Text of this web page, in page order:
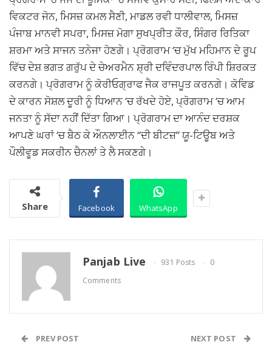
ਵਿਕਟਰ ਜੋਨ, ਮਿਸਜ਼ ਕਮਲ ਸੈਣੀ, ਮਾਡਲ ਰਵੀ ਧਾਲੀਵਾਲ, ਮਿਸਜ਼
ਪੰਜਾਬ ਮਾਨਵੀ ਸਪਰਾ, ਮਿਸਜ਼ ਮੋਗਾ ਸੁਖਪ੍ਰੀਤ ਕੌਰ, ਸਿੰਗਰ ਰਿਤਿਕਾ
ਸ਼ਰਮਾ ਅਤੇ ਸਾਜਨ ਤਨੇਜਾ ਹੋਣਗੇ। ਪ੍ਰੋਗਰਾਮ ‘ਚ ਮੁੱਖ ਮਹਿਮਾਨ ਦੇ ਰੂਪ
ਵਿੱਚ ਦੇਸ਼ ਭਗਤ ਗਰੁੱਪ ਦੇ ਚੇਅਰਮੈਨ ਸ਼੍ਰੀ ਦਵਿੰਦਰਪਾਲ ਰਿੰਪੀ ਸ਼ਿਰਕਤ
ਕਰਨਗੇ। ਪ੍ਰੋਗਰਾਮ ਨੂੰ ਕੋਰੀਓਗ੍ਰਾਫ ਜੈਕ ਰਾਜਪੂਤ ਕਰਨਗੇ। ਕੋਵਿਡ
ਦੇ ਕਾਰਨ ਸੋਸ਼ਲ ਦੂਰੀ ਨੂੰ ਧਿਆਨ ‘ਚ ਰੱਖਦੇ ਹੋਏ, ਪ੍ਰੋਗਰਾਮ ‘ਚ ਆਮ
ਜਨਤਾ ਨੂੰ ਸੱਦਾ ਨਹੀਂ ਦਿੱਤਾ ਗਿਆ। ਪ੍ਰੋਗਰਾਮ ਦਾ ਆਨੰਦ ਦਰਸ਼ਕ
ਆਪਣੇ ਘਰਾਂ ‘ਚ ਬੈਠ ਕੇ ਔਨਲਾਈਨ “ਦੀ ਬੀਟਜ਼” ਯੂ-ਟਿਊਬ ਅਤੇ
ਪੌਲੀਵੂਡ ਸਕਰੀਨ ਚੈਨਲਾਂ ਤੇ ਲੈ ਸਕਣਗੇ।
Share Facebook WhatsApp
Panjab Live 931 Posts
0
Comments
PREV POST NEXT POST